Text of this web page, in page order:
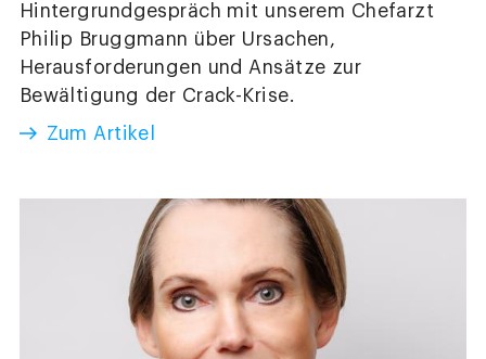
Hintergrundgespräch mit unserem Chefarzt
Philip Bruggmann über Ursachen,
Herausforderungen und Ansätze zur
Bewältigung der Crack-Krise.
Zum Artikel